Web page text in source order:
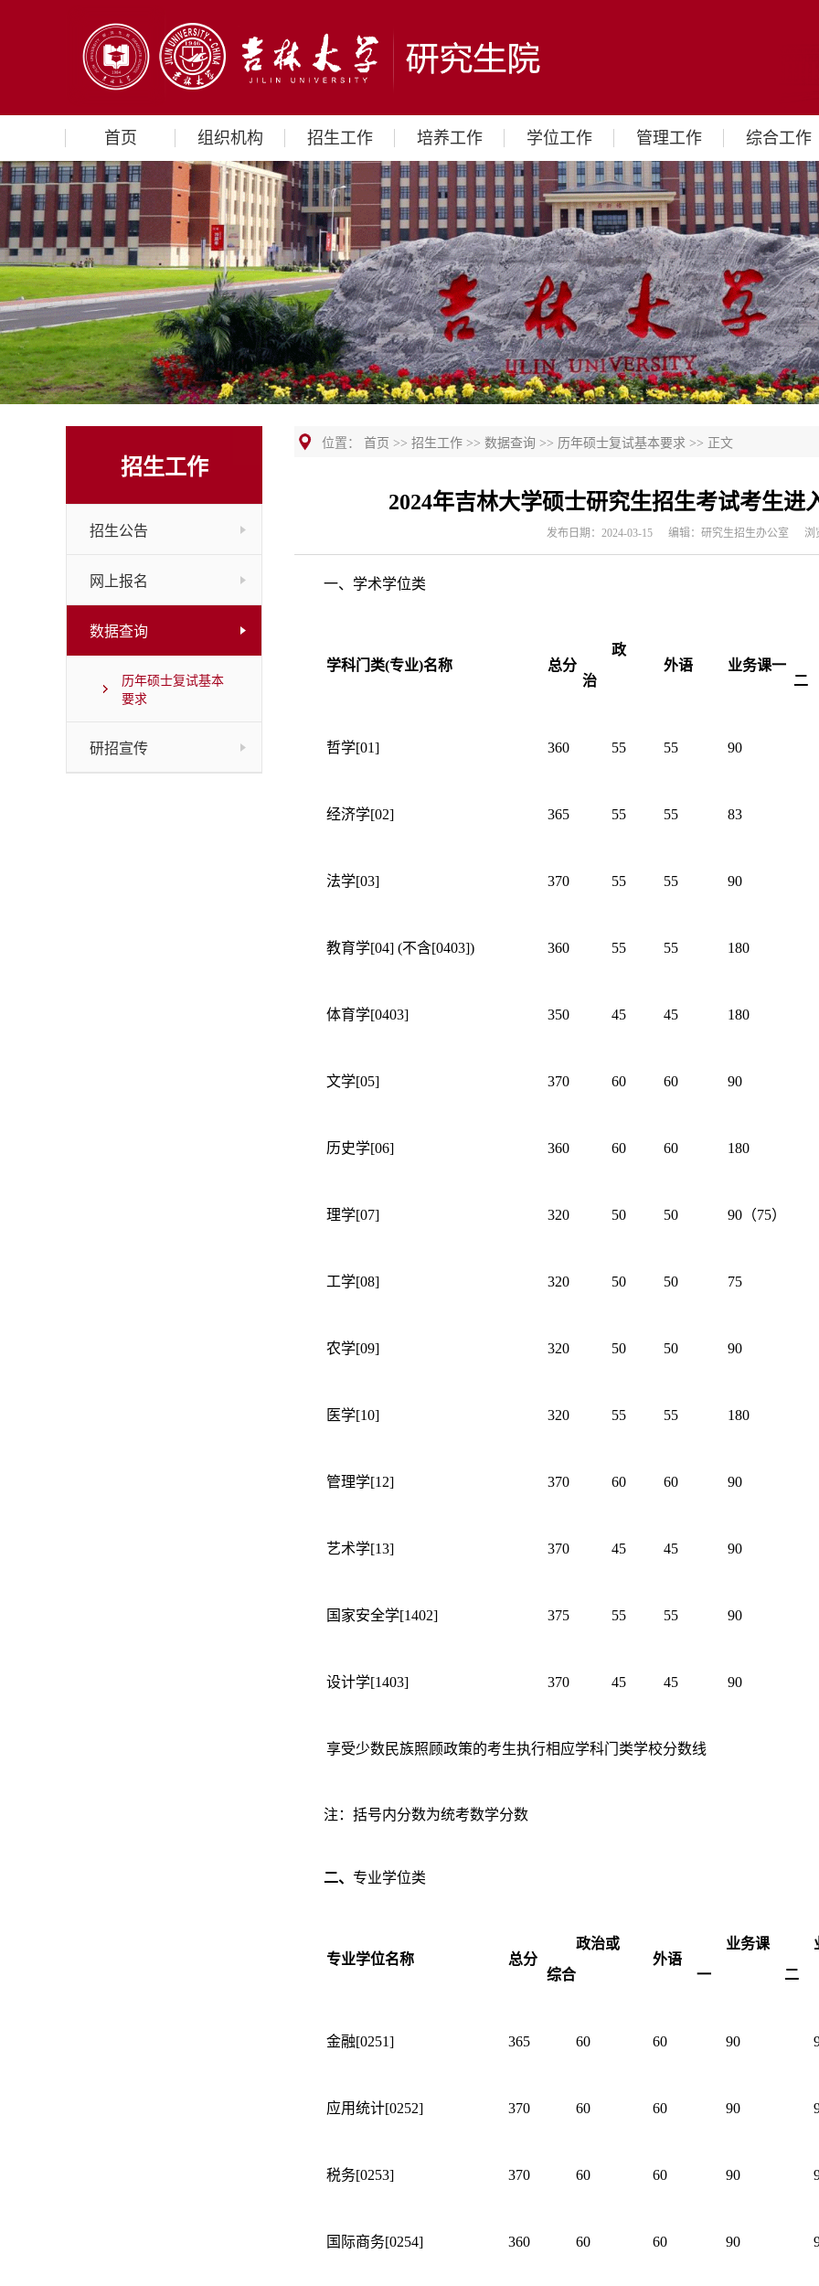
首页 组织机构 招生工作 培养工作 学位工作 管理工作 综合工作
招生工作
招生公告
网上报名
数据查询
历年硕士复试基本
要求
研招宣传
位置： 首页 >> 招生工作 >> 数据查询 >> 历年硕士复试基本要求 >> 正文
2024年吉林大学硕士研究生招生考试考生进
发布日期：2024-03-15 编辑：研究生招生办公室 浏
一、学术学位类
学科门类(专业)名称 总分
政
治
外语 业务课一
二
哲学[01] 360 55 55 90
经济学[02] 365 55 55 83
法学[03] 370 55 55 90
教育学[04] (不含[0403]) 360 55 55 180
体育学[0403] 350 45 45 180
文学[05] 370 60 60 90
历史学[06] 360 60 60 180
理学[07] 320 50 50 90（75）
工学[08] 320 50 50 75
农学[09] 320 50 50 90
医学[10] 320 55 55 180
管理学[12] 370 60 60 90
艺术学[13] 370 45 45 90
国家安全学[1402] 375 55 55 90
设计学[1403] 370 45 45 90
享受少数民族照顾政策的考生执行相应学科门类学校分数线
注：括号内分数为统考数学分数
二、 专业学位类
专业学位名称 总分
政治或
综合
外语
业务课
一
二
金融[0251] 365 60 60 90
应用统计[0252] 370 60 60 90
税务[0253] 370 60 60 90
国际商务[0254] 360 60 60 90